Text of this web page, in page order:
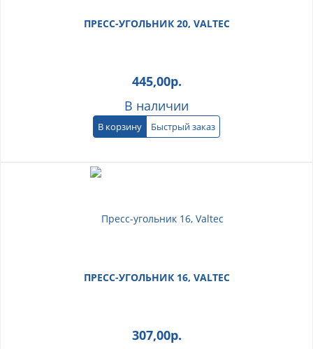
ПРЕСС-УГОЛЬНИК 20, VALTEC
445,00р.
В наличии
В корзину Быстрый заказ
ПРЕСС-УГОЛЬНИК 16, VALTEC
307,00р.